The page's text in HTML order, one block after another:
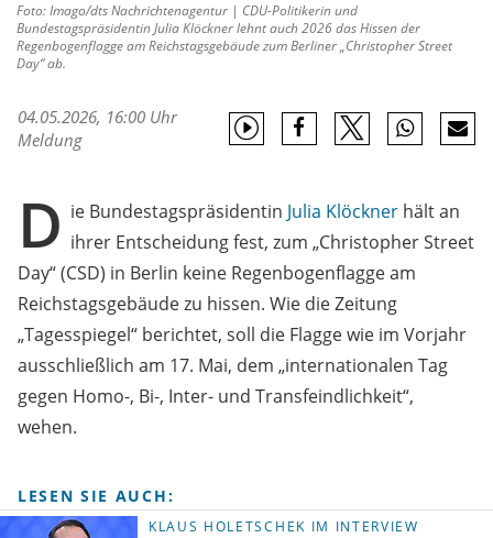
Foto: Imago/dts Nachrichtenagentur | CDU-Politikerin und
Bundestagspräsidentin Julia Klöckner lehnt auch 2026 das Hissen der
Regenbogenflagge am Reichstagsgebäude zum Berliner „Christopher Street
Day“ ab.
04.05.2026, 16:00 Uhr
Meldung
D ie Bundestagspräsidentin Julia Klöckner hält an
ihrer Entscheidung fest, zum „Christopher Street
Day“ (CSD) in Berlin keine Regenbogenflagge am
Reichstagsgebäude zu hissen. Wie die Zeitung
„Tagesspiegel“ berichtet, soll die Flagge wie im Vorjahr
ausschließlich am 17. Mai, dem „internationalen Tag
gegen Homo-, Bi-, Inter- und Transfeindlichkeit“,
wehen.
LESEN SIE AUCH:
KLAUS HOLETSCHEK IM INTERVIEW